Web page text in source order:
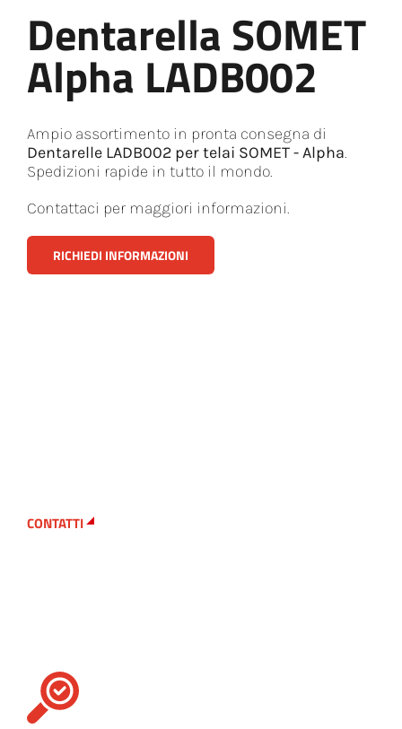
Dentarella SOMET
Alpha LADB002
Ampio assortimento in pronta consegna di
Dentarelle LADB002 per telai SOMET - Alpha.
Spedizioni rapide in tutto il mondo.
Contattaci per maggiori informazioni.
RICHIEDI INFORMAZIONI
CONTATTI